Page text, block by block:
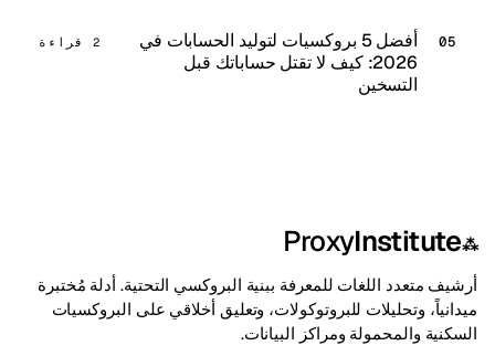
أفضل 5 بروكسيات لتوليد الحسابات في
2026: كيف لا تقتل حساباتك قبل
التسخين
2 قراءة
⁂
ProxyInstitute
أرشيف متعدد اللغات للمعرفة ببنية البروكسي التحتية. أدلة مُختبرة
ميدانياً، وتحليلات للبروتوكولات، وتعليق أخلاقي على البروكسيات
السكنية والمحمولة ومراكز البيانات.